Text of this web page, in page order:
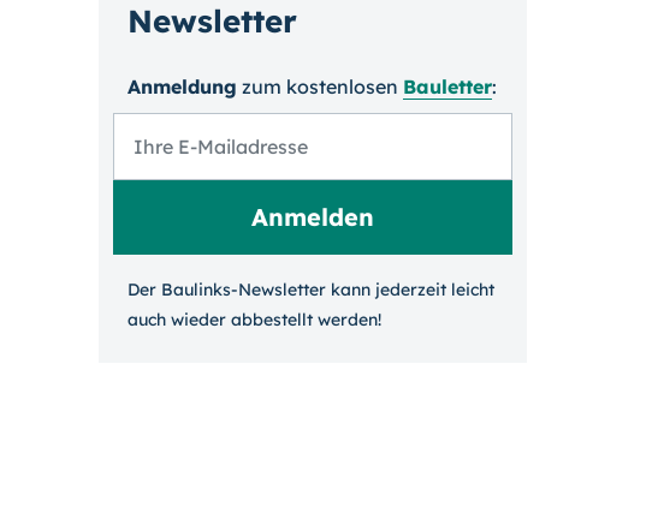
Newsletter
Anmeldung zum kosten­losen Bauletter:
Der Baulinks-Newsletter kann jeder­zeit leicht
auch wieder ab­bestellt werden!